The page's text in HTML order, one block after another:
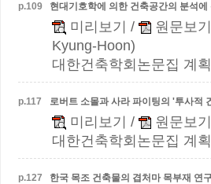
p.109 현대기호학에 의한 건축공간의 분석에
미리보기 / 원문보기
Kyung-Hoon)
대한건축학회논문집 계
p.117 로버트 소몰과 사라 파이팅의 '투사적
미리보기 / 원문보기
대한건축학회논문집 계
p.127 한국 목조 건축물의 겹처마 목부재 연